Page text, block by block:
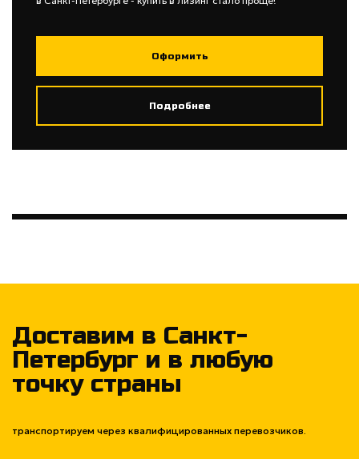
Оформить
Подробнее
Доставим в Санкт-
Петербург и в любую
точку страны
транспортируем через квалифицированных перевозчиков.